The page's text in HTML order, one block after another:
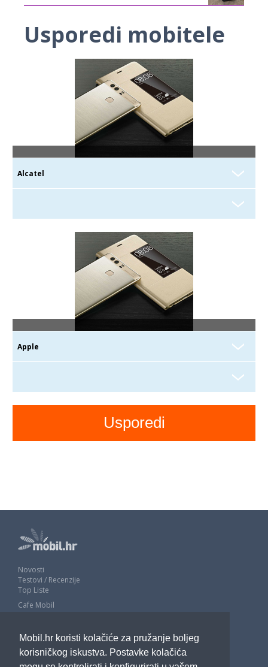
Mobil.hr koristi kolačiće za pružanje boljeg
korisničkog iskustva. Postavke kolačića
Usporedi mobitele
Novosti
Testovi / Recenzije
Top Liste
Cafe Mobil
Impressum
Marketing
Pravne odredbe